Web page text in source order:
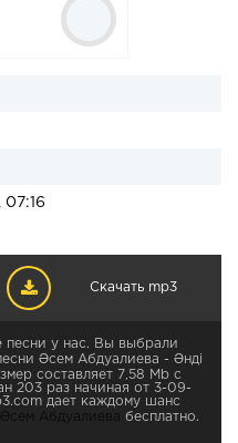
Скачать mp3
у нас. Вы выбрали
Әсем Абдуалиева - Әнді
составляет 7,58 Mb с
203 раз начиная от 3-09-
дает каждому шанс
Әсем Абдуалиева бесплатно.